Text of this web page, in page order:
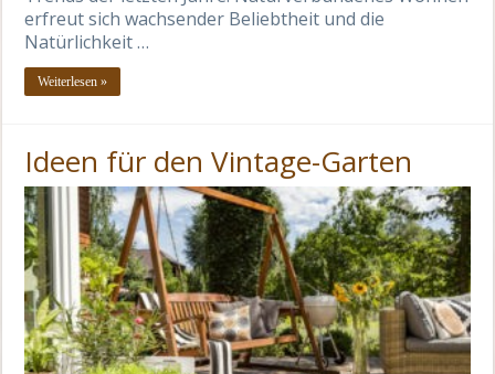
erfreut sich wachsender Beliebtheit und die
Natürlichkeit …
Weiterlesen »
Ideen für den Vintage-Garten